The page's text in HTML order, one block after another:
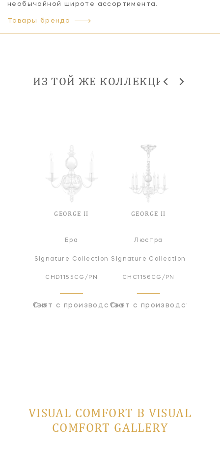
необычайной широте ассортимента.
Товары бренда
ИЗ ТОЙ ЖЕ КОЛЛЕКЦИИ
GEORGE II
Бра
Signature Collection
CHD1155CG/PN
Снят с производства
GEORGE II
Люстра
Signature Collection
CHC1156CG/PN
Снят с производстваСнят с
VISUAL COMFORT В VISUAL
COMFORT GALLERY